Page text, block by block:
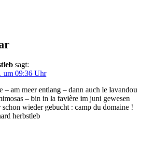
sagt:
um 09:36 Uhr
– am meer entlang – dann auch le lavandou
– bin in la favière im juni gewesen
schon wieder gebucht : camp du domaine !
herbstleb